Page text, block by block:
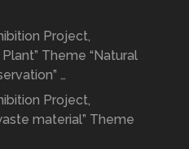
Project,
Theme “Natural
…
Project,
material” Theme